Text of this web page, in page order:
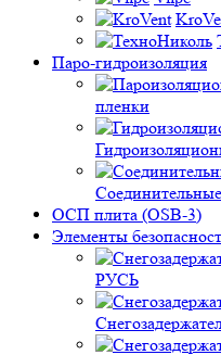
Паро-гидроизоляция
пленки
ОСП плита (OSB-3)
Элементы
РУСЬ